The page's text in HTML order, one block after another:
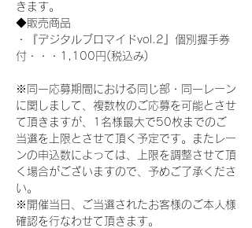
きます。
◆販売商品
・『デジタルブロマイドvol.2』個別握手券
付・・・1,100円(税込み)
※同一応募期間における同じ部・同一レーン
に関しまして、複数枚のご応募を可能とさせ
て頂きますが、1名様最大で50枚までのご
当選を上限とさせて頂く予定です。またレー
ンの申込数によっては、上限を調整させて頂
く場合がございますので、予めご了承くださ
い。
※開催当日、ご当選されたお客様のご本人様
確認を行なわせて頂きます。